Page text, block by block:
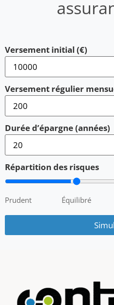
Versement initial (€)
Versement régulier
Durée d’épargne (années)
Répartition des risques
Prudent Équilibré